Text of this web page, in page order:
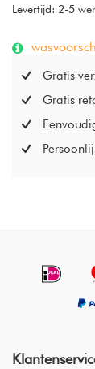
Levertijd: 2-5
Gratis
Gratis